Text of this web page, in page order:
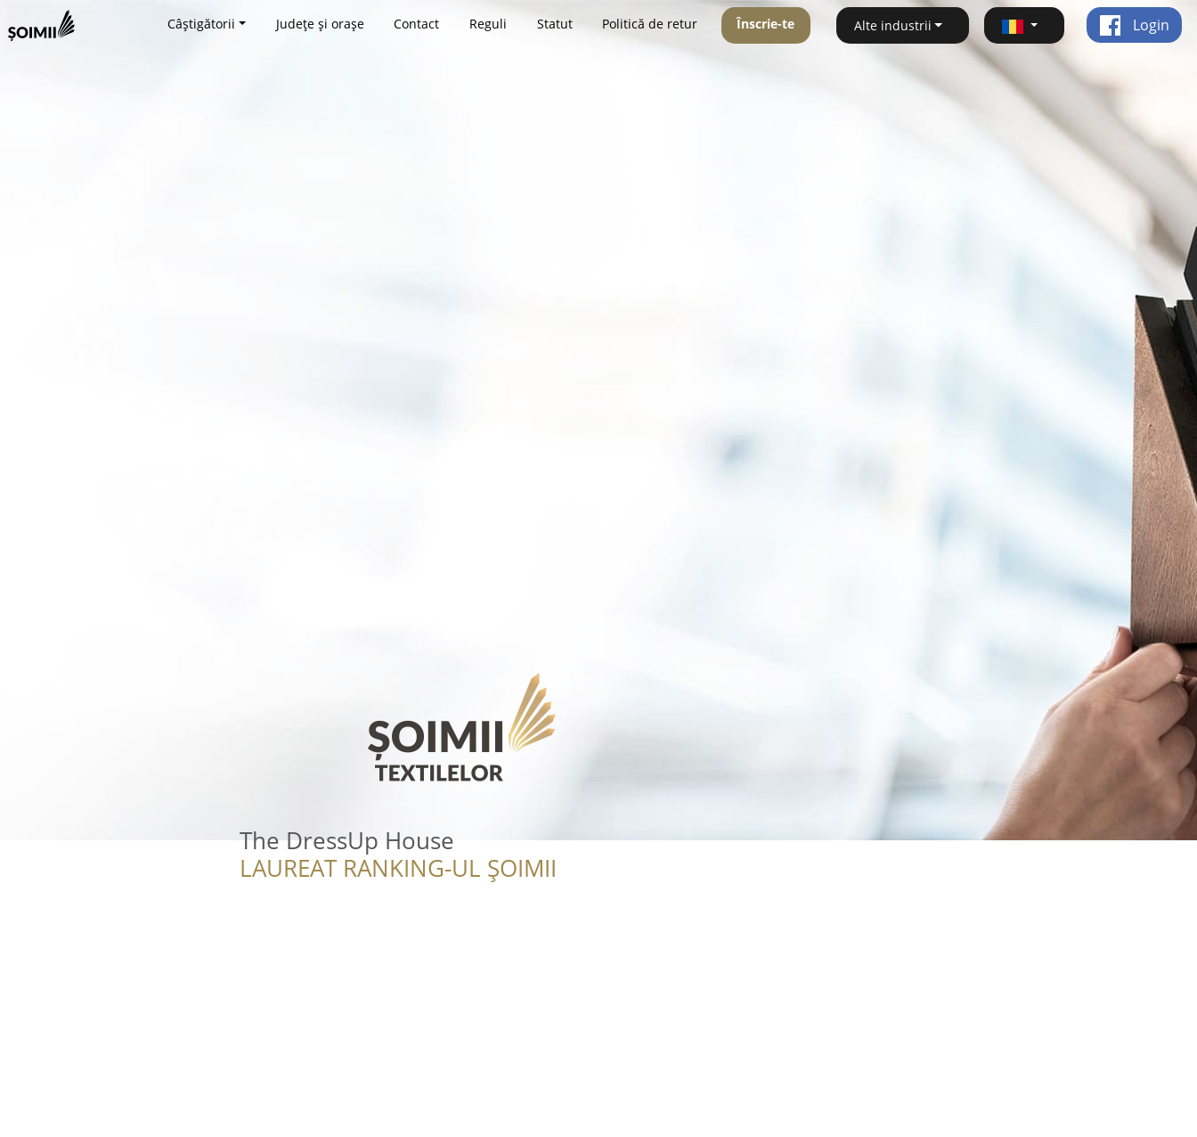
Câștigătorii Județe și orașe Contact Reguli Statut Politică de retur Înscrie-te Alte industrii Login
The DressUp House
LAUREAT RANKING-UL ȘOIMII